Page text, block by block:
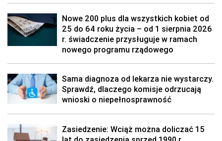
Nowe 200 plus dla wszystkich kobiet od
25 do 64 roku życia – od 1 sierpnia 2026
r. świadczenie przysługuje w ramach
nowego programu rządowego
Sama diagnoza od lekarza nie wystarczy.
Sprawdź, dlaczego komisje odrzucają
wnioski o niepełnosprawność
Zasiedzenie: Wciąż można doliczać 15